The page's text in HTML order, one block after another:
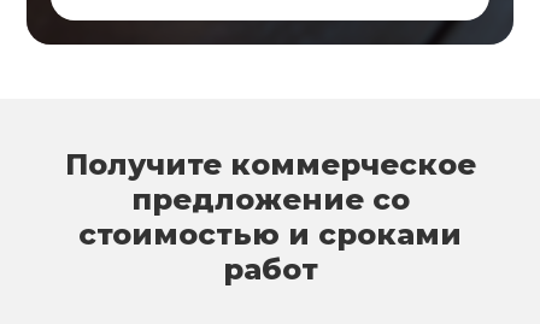
Получите коммерческое
предложение со
стоимостью и сроками
работ